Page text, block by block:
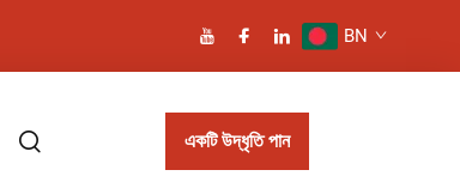
BN
একটি উদ্ধৃতি পান